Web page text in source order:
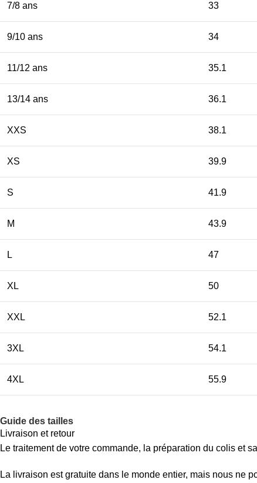
7/8 ans 33
9/10 ans 34
11/12 ans 35.1
13/14 ans 36.1
XXS 38.1
XS 39.9
S 41.9
M 43.9
L 47
XL 50
XXL 52.1
3XL 54.1
4XL 55.9
Guide des tailles
Livraison et retour
Le traitement de votre commande, la préparation du colis et
La livraison est gratuite dans le monde entier, mais nous ne